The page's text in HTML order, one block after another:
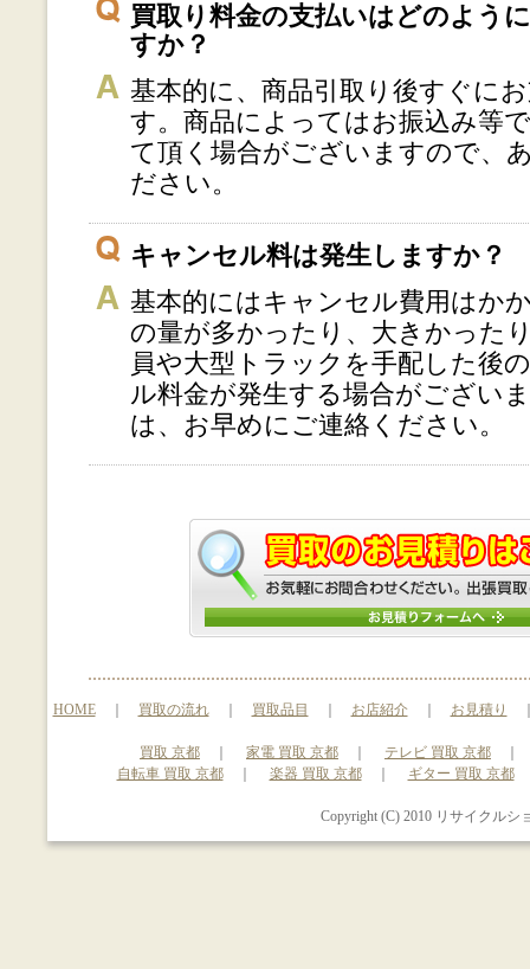
買取り料金の支払いはどのよう
すか？
基本的に、商品引取り後すぐに
す。商品によってはお振込み等
て頂く場合がございますので、
ださい。
キャンセル料は発生しますか？
基本的にはキャンセル費用はか
の量が多かったり、大きかった
員や大型トラックを手配した後
ル料金が発生する場合がござい
は、お早めにご連絡ください。
HOME｜ 買取の流れ｜ 買取品目 お店紹介｜ お見積り
買取 京都 家電 買取 京都 テレビ 買取 京都
自転車 買取 京都｜ 楽器 買取 京都｜ ギター 買取 京都
Copyright (C) 2010 リサイクル